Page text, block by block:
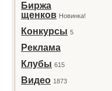
Биржа
щенков Новинка!
Конкурсы 5
Реклама
Клубы 615
Видео 1873